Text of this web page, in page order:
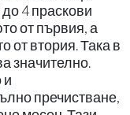
4 праскови
от първия, а
от втория. Така в
значително.
и
пречистване,